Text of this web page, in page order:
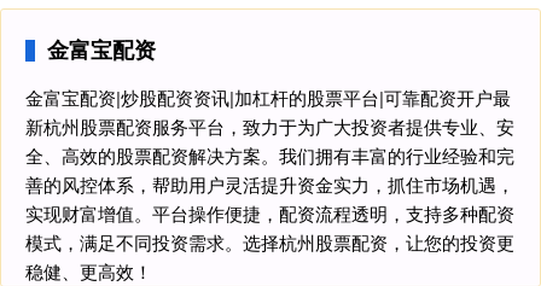
金富宝配资
金富宝配资|炒股配资资讯|加杠杆的股票平台|可靠配资开户最
新杭州股票配资服务平台，致力于为广大投资者提供专业、安
全、高效的股票配资解决方案。我们拥有丰富的行业经验和完
善的风控体系，帮助用户灵活提升资金实力，抓住市场机遇，
实现财富增值。平台操作便捷，配资流程透明，支持多种配资
模式，满足不同投资需求。选择杭州股票配资，让您的投资更
稳健、更高效！